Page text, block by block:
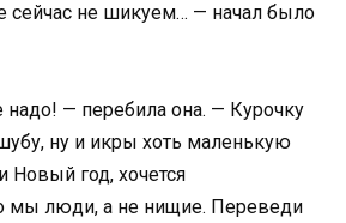
не шикуем… — начал было
— перебила она. — Курочку
ну и икры хоть маленькую
Новый год, хочется
мы люди, а не нищие. Переведи